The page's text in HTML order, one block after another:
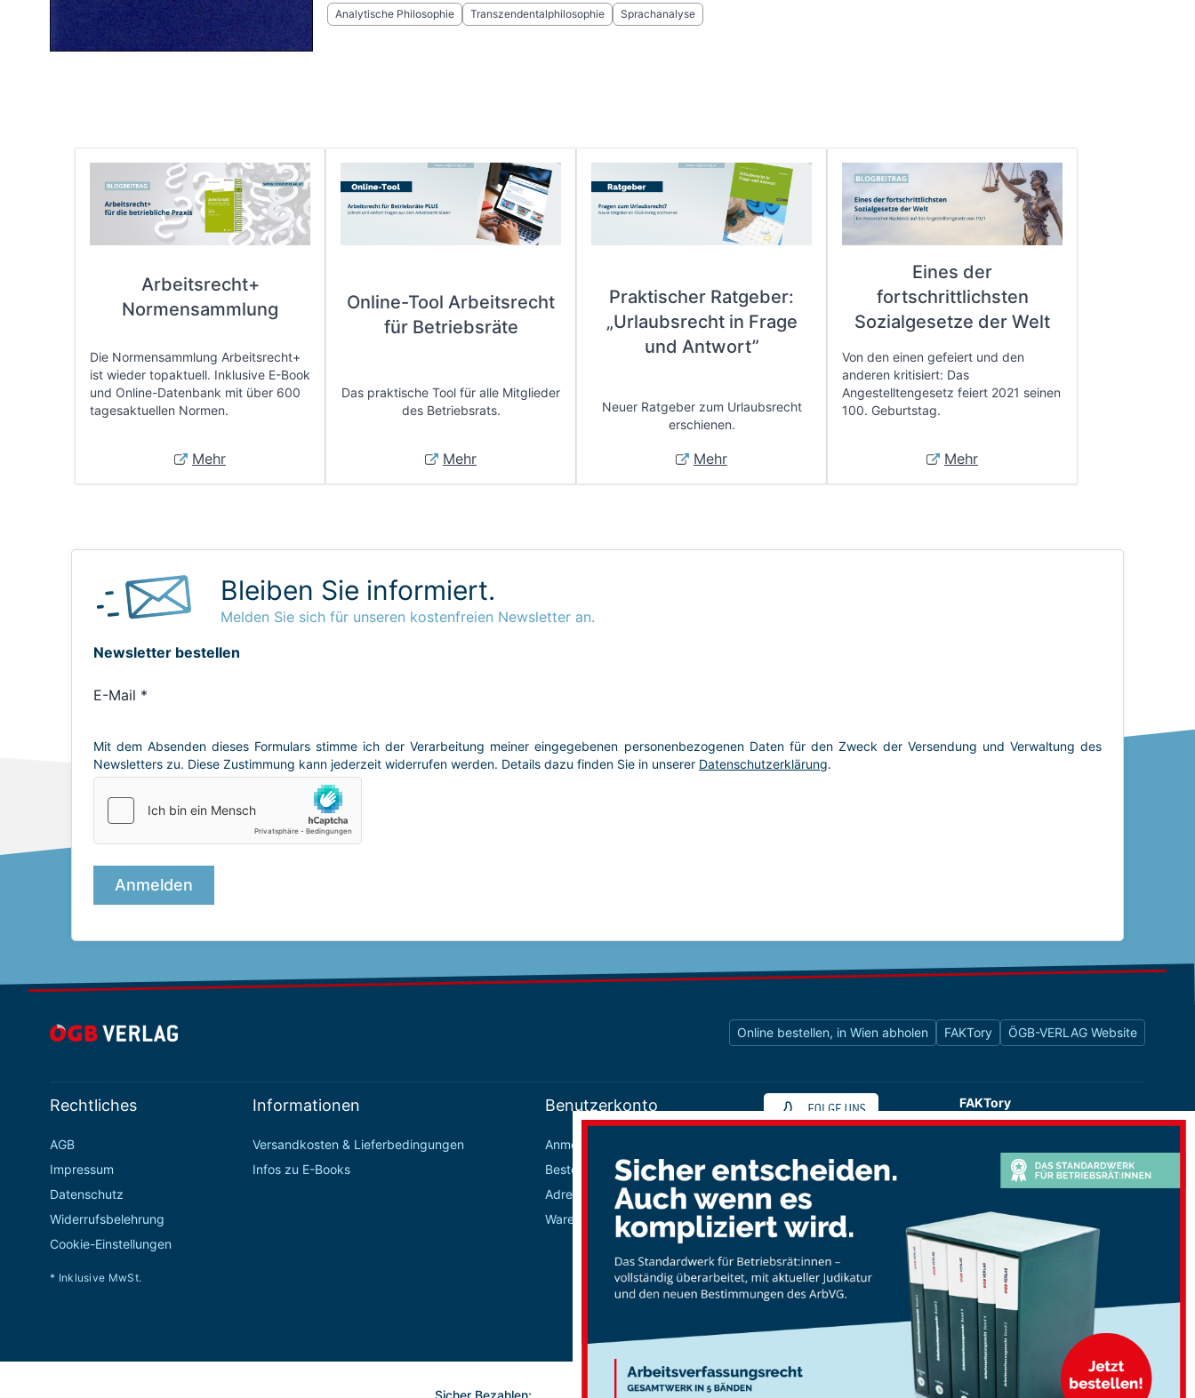
Analytische Philosophie Transzendentalphilosophie Sprachanalyse
Arbeitsrecht+
Normensammlung
Die Normensammlung Arbeitsrecht+
ist wieder topaktuell. Inklusive E-Book
und Online-Datenbank mit über 600
tagesaktuellen Normen.
Mehr
Online-Tool Arbeitsrecht
für Betriebsräte
Das praktische Tool für alle Mitglieder
des Betriebsrats.
Mehr
Praktischer Ratgeber:
„Urlaubsrecht in Frage
und Antwort”
Neuer Ratgeber zum Urlaubsrecht
erschienen.
Mehr
Eines der
fortschrittlichsten
Sozialgesetze der Welt
Von den einen gefeiert und den
anderen kritisiert: Das
Angestelltengesetz feiert 2021 seinen
100. Geburtstag.
Mehr
Bleiben Sie informiert.
Melden Sie sich für unseren kostenfreien Newsletter an.
Online bestellen, in Wien abholen FAKTory ÖGB-VERLAG Website
Rechtliches
AGB
Impressum
Datenschutz
Widerrufsbelehrung
Cookie-Einstellungen
* Inklusive MwSt.
Informationen
Versandkosten & Lieferbedingungen
Infos zu E-Books
Benutzerkonto
Anmelden / Registrieren
Bestellungen
Adressbuch
Warenkorb
FAKTory
Buchhandlung des ÖGB-Verlags
1010 Wien
Tel: 01 / 405 49 98 / 99132
Fax: 01 / 405 49 98 / 99136
Öffnungszeiten:
Montag bis Freitag
9:00 - 18:00 Uhr
durchgehend
Sicher Bezahlen: